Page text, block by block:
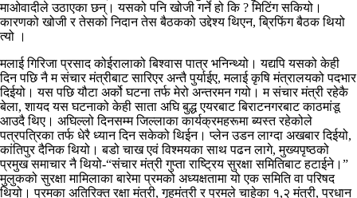
माओवादीले उठाएका छन्। यसको पनि खोजी गर्ने हो कि ? मिटिंग सकियो।
कारणको खोजी र तेसको निदान तेस बैठकको उद्देश्य थिएन, ब्रिफिंग बैठक थियो
त्यो ।
मलाई गिरिजा प्रसाद कोईरालाको बिश्वास पात्र भनिन्थ्यो। यद्यपि यसको केही
दिन पछि नै म संचार मंत्रीबाट सारिएर अन्तै पुर्याईए, मलाई कृषि मंत्रालयको पदभार
दिईयो। यस पछि यौटा अर्को घटना तर्फ मेरो अन्तरमन गयो। म संचार मंत्री रहेकै
बेला, शायद यस घटनाको केही साता अघि बुद्ध एयरबाट बिराटनगरबाट काठमांडू
आउदै थिए। अघिल्लो दिनसम्म जिल्लाका कार्यक्रमहरूमा ब्यस्त रहेकोले
पत्रपत्रिका तर्फ धेरै ध्यान दिन सकेको थिईन। प्लेन उडन लाग्दा अखबार दिईयो,
कांतिपुर दैनिक थियो। बडो चाख एवं विश्मयका साथ पढन लागे, मुख्यपृष्ठको
प्रमुख समाचार नै थियो-“संचार मंत्री गुप्ता राष्ट्रिय सुरक्षा समितिबाट हटाईने।”
मुलुकको सुरक्षा मामिलाका बारेमा प्रमको अध्यक्षतामा यो एक समिति वा परिषद
थियो। प्रमका अतिरिक्त रक्षा मंत्री, गृहमंत्री र प्रमले चाहेका १,२ मंत्री, प्रधान